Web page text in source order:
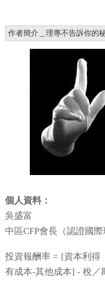
作者簡介＿理專不告訴你的
個人資料：
吳盛富
中區CFP會長（認證國際
投資報酬率 = [資本利得
有成本-其他成本] - 稅／